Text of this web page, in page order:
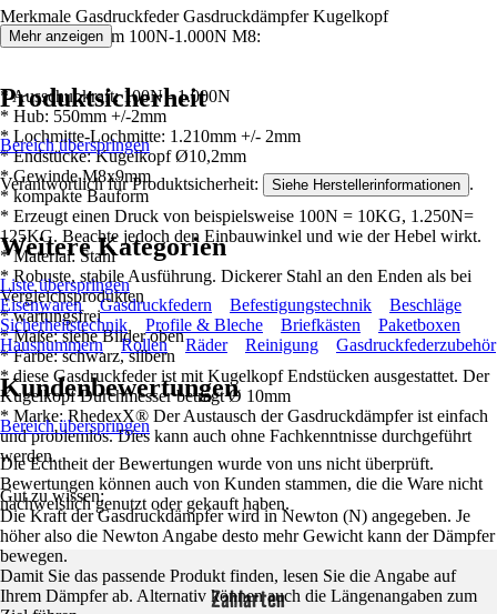
Merkmale Gasdruckfeder Gasdruckdämpfer Kugelkopf
1.210mm/550mm 100N-1.000N M8:
* Ausschubkraft: 100N - 1.000N
* Hub: 550mm +/-2mm
* Lochmitte-Lochmitte: 1.210mm +/- 2mm
* Endstücke: Kugelkopf Ø10,2mm
* Gewinde M8x9mm
* kompakte Bauform
* Erzeugt einen Druck von beispielsweise 100N = 10KG, 1.250N=
125KG. Beachte jedoch den Einbauwinkel und wie der Hebel wirkt.
* Material: Stahl
* Robuste, stabile Ausführung. Dickerer Stahl an den Enden als bei
Vergleichsprodukten
* wartungsfrei
* Maße: siehe Bilder oben
* Farbe: schwarz, silbern
* diese Gasdruckfeder ist mit Kugelkopf Endstücken ausgestattet. Der
Kugelkopf Durchmesser beträgt Ø 10mm
* Marke: RhedexX® Der Austausch der Gasdruckdämpfer ist einfach
und problemlos. Dies kann auch ohne Fachkenntnisse durchgeführt
werden.
Gut zu wissen:
Die Kraft der Gasdruckdämpfer wird in Newton (N) angegeben. Je
höher also die Newton Angabe desto mehr Gewicht kann der Dämpfer
bewegen.
Damit Sie das passende Produkt finden, lesen Sie die Angabe auf
Ihrem Dämpfer ab. Alternativ können auch die Längenangaben zum
Mehr anzeigen
Produktsicherheit
Bereich überspringen
Verantwortlich für Produktsicherheit: Siehe Herstellerinformationen .
Weitere Kategorien
Liste überspringen
Eisenwaren
Gasdruckfedern Befestigungstechnik
Beschläge
Sicherheitstechnik
Profile & Bleche Briefkästen
Paketboxen
Hausnummern
Rollen Räder Reinigung Gasdruckfederzubehör
Kundenbewertungen
Bereich überspringen
Die Echtheit der Bewertungen wurde von uns nicht überprüft.
Bewertungen können auch von Kunden stammen, die die Ware nicht
nachweislich genutzt oder gekauft haben.
Zahlarten